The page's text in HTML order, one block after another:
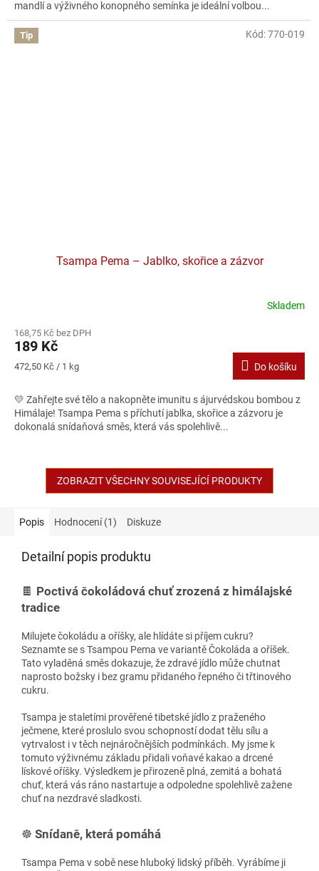
mandlí a výživného konopného semínka je ideální volbou...
Tip
Tsampa Pema – Jablko, skořice a zázvor
produktu
5,0
hvězdiček.
Skladem
168,75 Kč bez DPH
189 Kč
Měrná
472,50 Kč / 1 kg Do košíku
💛 Zahřejte své tělo a nakopněte imunitu s ájurvédskou bombou z
Himálaje! Tsampa Pema s příchutí jablka, skořice a zázvoru je
dokonalá snídaňová směs, která vás spolehlivě...
Kód:770-019
ZOBRAZIT VŠECHNY SOUVISEJÍCÍ PRODUKTY
Popis Hodnocení (1) Diskuze
Detailní popis produktu
🍫 Poctivá čokoládová chuť zrozená z himálajské
tradice
Milujete čokoládu a oříšky, ale hlídáte si příjem cukru?
Seznamte se s Tsampou Pema ve variantě Čokoláda a oříšek.
Tato vyladěná směs dokazuje, že zdravé jídlo může chutnat
naprosto božsky i bez gramu přidaného řepného či třtinového
cukru.
Tsampa je staletími prověřené tibetské jídlo z praženého
ječmene, které proslulo svou schopností dodat tělu sílu a
vytrvalost i v těch nejnáročnějších podmínkách. My jsme k
tomuto výživnému základu přidali voňavé kakao a drcené
lískové oříšky. Výsledkem je přirozeně plná, zemitá a bohatá
chuť, která vás ráno nastartuje a odpoledne spolehlivě zažene
chuť na nezdravé sladkosti.
☸️ Snídaně, která pomáhá
Tsampa Pema v sobě nese hluboký lidský příběh. Vyrábíme ji